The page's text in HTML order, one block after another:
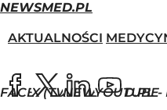
NEWSMED.PL
AKTUALNOŚCI
FACEBOOK
X (TWITTER)
NEWSMED.PL -
YOUTUBE